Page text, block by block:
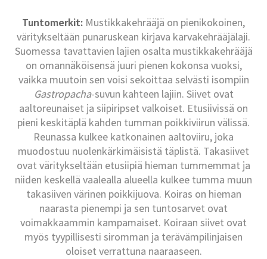
Tuntomerkit: Mustikkakehrääjä on pienikokoinen,
väritykseltään punaruskean kirjava karvakehrääjälaji.
Suomessa tavattavien lajien osalta mustikkakehrääjä
on omannäköisensä juuri pienen kokonsa vuoksi,
vaikka muutoin sen voisi sekoittaa selvästi isompiin
Gastropacha-suvun kahteen lajiin. Siivet ovat
aaltoreunaiset ja siipiripset valkoiset. Etusiivissä on
pieni keskitäplä kahden tumman poikkiviirun välissä.
Reunassa kulkee katkonainen aaltoviiru, joka
muodostuu nuolenkärkimäisistä täplistä. Takasiivet
ovat väritykseltään etusiipiä hieman tummemmat ja
niiden keskellä vaalealla alueella kulkee tumma muun
takasiiven värinen poikkijuova. Koiras on hieman
naarasta pienempi ja sen tuntosarvet ovat
voimakkaammin kampamaiset. Koiraan siivet ovat
myös tyypillisesti siromman ja terävämpilinjaisen
oloiset verrattuna naaraaseen.